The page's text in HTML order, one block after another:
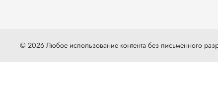
© 2026 Любое использование контента без письменного